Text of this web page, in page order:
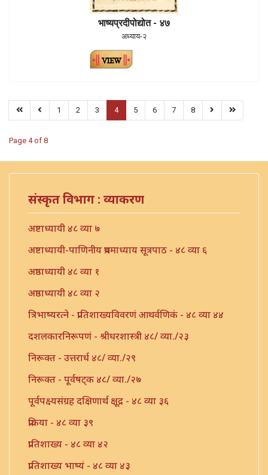
भाष्यप्रदीपोद्योत - ४७
अध्याय-२
1 2 3 4 5 6 7 8
Page 4 of 8
संस्कृत विभाग : व्याकरण
अष्टाध्यायी ४८ व्या ७
अष्टाध्यायी-पाणिनीय प्रथमाध्याय सूत्रपाठ - ४८ व्या ६
अष्ठाध्यायी ४८ व्या १
अष्ठाध्यायी ४८ व्या २
त्रिभाष्यरत्ने - प्रातिशाख्यविवरणं आथर्वणिकं - ४८ व्या ४४
दशलकारनिरूपणं - श्रीधरशास्त्री ४८/ व्या./२३
निरूक्त - उत्तरार्ध ४८/ व्या./२९
निरूक्त - पूर्वषट्क ४८/ व्या./२७
पूर्वपक्ष्यसंग्रह दक्षिणार्थ क्षूद्र - ४८ व्या ३६
प्रक्रिया - ४८ व्या ३९
प्रातिशाख्य - ४८ व्या ४२
प्रातिशाख्य भाष्यं - ४८ व्या ४३